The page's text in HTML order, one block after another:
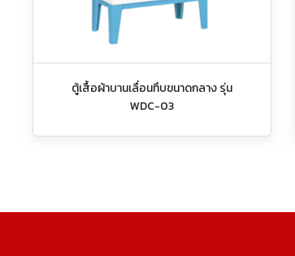
ตู้เสื้อผ้าบานเลื่อนทึบขนาดกลาง รุ่น
WDC-03